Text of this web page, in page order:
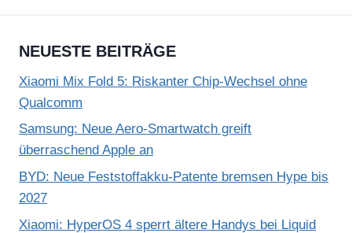
NEUESTE BEITRÄGE
Xiaomi Mix Fold 5: Riskanter Chip-Wechsel ohne
Qualcomm
Samsung: Neue Aero-Smartwatch greift
überraschend Apple an
BYD: Neue Feststoffakku-Patente bremsen Hype bis
2027
Xiaomi: HyperOS 4 sperrt ältere Handys bei Liquid